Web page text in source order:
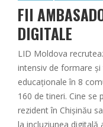
FII
DIGITALE
LID Moldova
intensiv de formare
educaționale în 8
160 de tineri. Cine se
rezident în Chișinău
la incluziunea digitală